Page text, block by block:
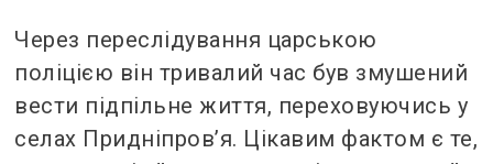
Через переслідування царською
поліцією він тривалий час був змушений
вести підпільне життя, переховуючись у
селах Придніпров’я. Цікавим фактом є те,